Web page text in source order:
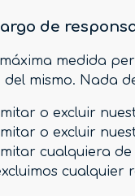
de
medida
del mismo. Nada
o excluir
o excluir
cualquiera
cualquier